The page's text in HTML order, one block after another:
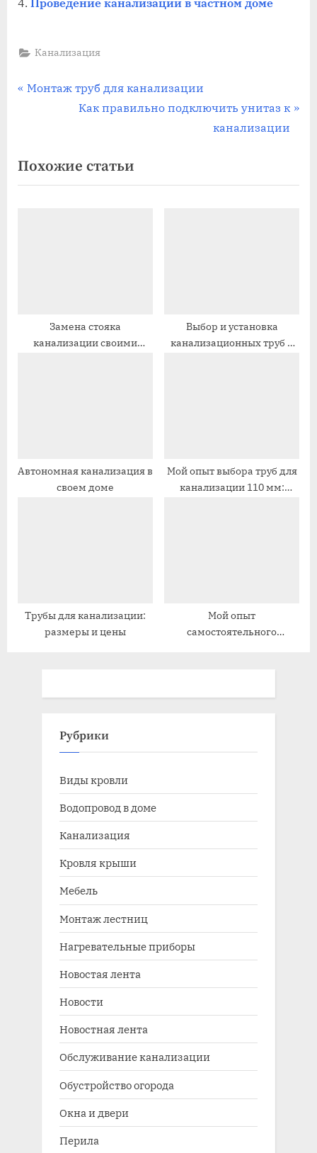
Проведение канализации в частном доме
Канализация
Навигация
П
ы
д
и
Монтаж труб для канализации
С
д
у
п
и
Как правильно подключить унитаз к
канализации
Похожие статьи
Замена стояка
канализации своими
Выбор и установка
канализационных труб в
Автономная канализация в
своем доме
Мой опыт выбора труб для
канализации 110 мм:
Трубы для канализации:
размеры и цены
Мой опыт
самостоятельного
Рубрики
Виды кровли
Водопровод в доме
Канализация
Кровля крыши
Мебель
Монтаж лестниц
Нагревательные приборы
Новостая лента
Новости
Новостная лента
Обслуживание канализации
Обустройство огорода
Окна и двери
Перила